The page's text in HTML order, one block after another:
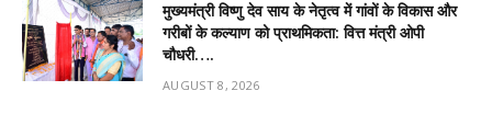
मुख्यमंत्री विष्णु देव साय के नेतृत्व में गांवों के विकास और
गरीबों के कल्याण को प्राथमिकता: वित्त मंत्री ओपी
चौधरी….
AUGUST 8, 2026